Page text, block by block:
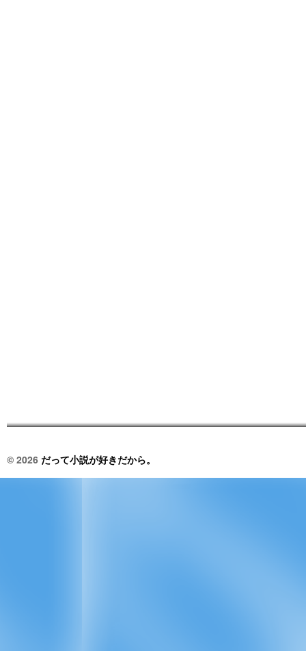
© 2026 だって小説が好きだから。